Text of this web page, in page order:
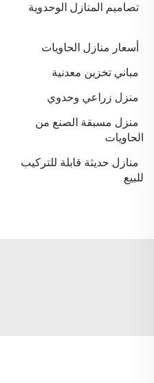
تصاميم المنازل الوحدوية
أسعار منازل الحاويات
مباني تخزين معدنية
منزل زراعي وحدوي
منزل مسبقة الصنع من
الحاويات
منازل حديثة قابلة للتركيب
للبيع